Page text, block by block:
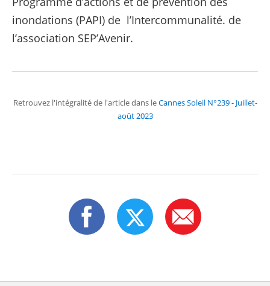
inondations (PAPI) de l’Intercommunalité. de
l’association SEP’Avenir.
Retrouvez l'intégralité de l'article dans leCannes Soleil N°239 - Juillet-
août 2023